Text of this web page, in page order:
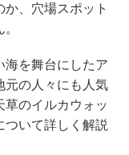
、穴場スポット
海を舞台にしたア
元の人々にも人気
草のイルカウォッ
ついて詳しく解説